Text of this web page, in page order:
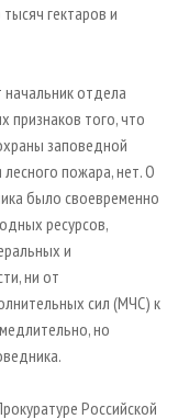
гектаров и
отдела
признаков того, что
заповедной
пожара, нет. О
было своевременно
ресурсов,
и
ни от
сил (МЧС) к
но
Российской